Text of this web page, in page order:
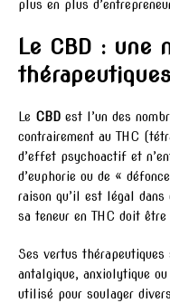
plus en plus
Le CBD : une
thérapeutiques
Le CBD est l’un des
contrairement au THC
d’effet psychoactif et
d’euphorie ou de «
raison qu’il est légal dans
sa teneur en THC doit
Ses vertus
antalgique, anxiolytique
utilisé pour soulager